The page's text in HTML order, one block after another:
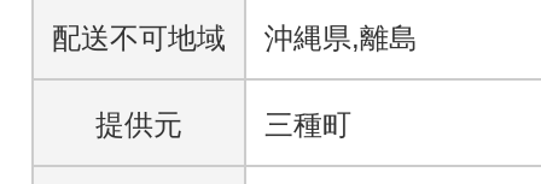
配送不可地域 沖縄県,離島
提供元 三種町